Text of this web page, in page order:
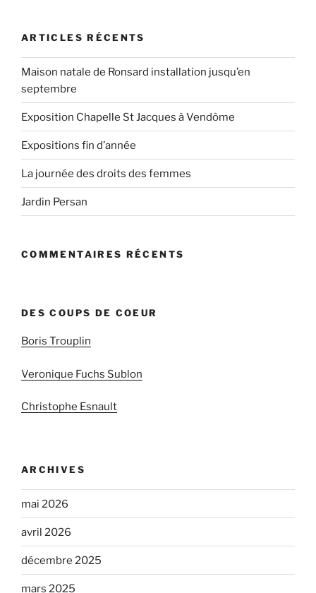
ARTICLES RÉCENTS
Maison natale de Ronsard installation jusqu’en
septembre
Exposition Chapelle St Jacques à Vendôme
Expositions fin d’année
La journée des droits des femmes
Jardin Persan
COMMENTAIRES RÉCENTS
DES COUPS DE COEUR
Boris Trouplin
Veronique Fuchs Sublon
Christophe Esnault
ARCHIVES
mai 2026
avril 2026
décembre 2025
mars 2025